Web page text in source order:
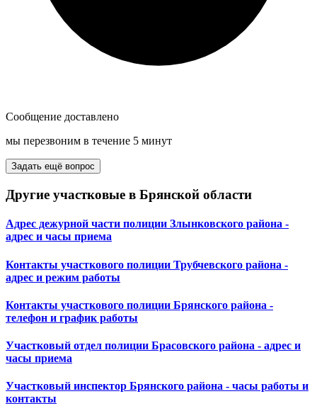
Сообщение доставлено
мы перезвоним в течение 5 минут
Задать ещё вопрос
Другие участковые в Брянской области
Адрес дежурной части полиции Злынковского района -
адрес и часы приема
Контакты участкового полиции Трубчевского района -
адрес и режим работы
Контакты участкового полиции Брянского района -
телефон и график работы
Участковый отдел полиции Брасовского района - адрес и
часы приема
Участковый инспектор Брянского района - часы работы и
контакты